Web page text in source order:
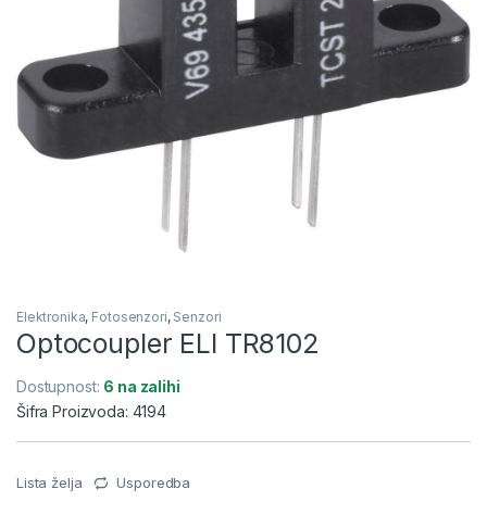
Elektronika, Fotosenzori, Senzori
Optocoupler ELI TR8102
Dostupnost: 6 na zalihi
Šifra Proizvoda: 4194
Lista želja Usporedba